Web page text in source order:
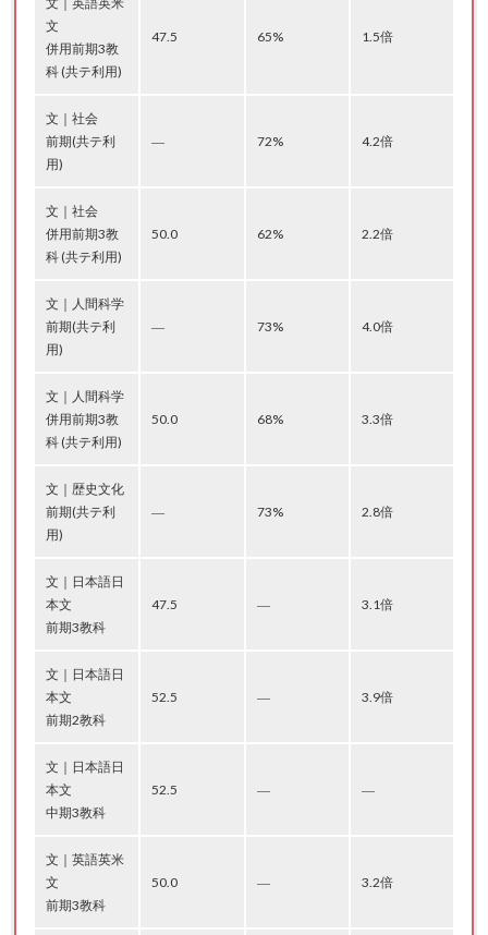
文
併用前期3教
科 (共テ利用)
47.5 65% 1.5倍
文｜社会
前期(共テ利
用)
― 72% 4.2倍
文｜社会
併用前期3教
科 (共テ利用)
50.0 62% 2.2倍
文｜人間科学
前期(共テ利
用)
― 73% 4.0倍
文｜人間科学
併用前期3教
科 (共テ利用)
50.0 68% 3.3倍
文｜歴史文化
前期(共テ利
用)
― 73% 2.8倍
文｜日本語日
本文
前期3教科
47.5 ― 3.1倍
文｜日本語日
本文
前期2教科
52.5 ― 3.9倍
文｜日本語日
本文
中期3教科
52.5 ― ―
文｜英語英米
文
前期3教科
50.0 ― 3.2倍